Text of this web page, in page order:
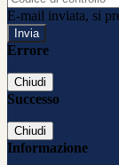
E-mail inviata, si
Errore
Chiudi
Successo
Chiudi
Informazione